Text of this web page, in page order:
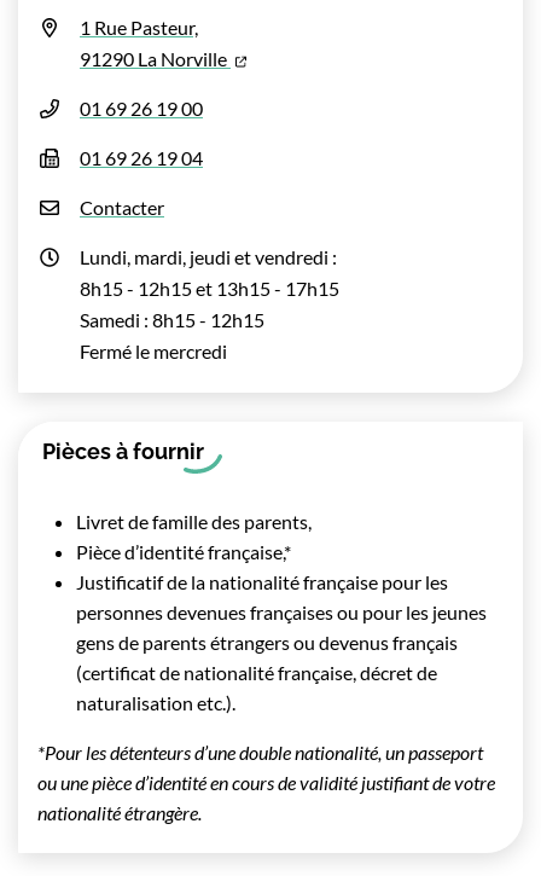
1 Rue Pasteur,
91290 La Norville
(ouverture dans un nouvel onglet)
01 69 26 19 00
01 69 26 19 04
Contacter
Lundi, mardi, jeudi et vendredi :
8h15 - 12h15 et 13h15 - 17h15
Samedi : 8h15 - 12h15
Fermé le mercredi
Pièces à fournir
Livret de famille des parents,
Pièce d’identité française,*
Justificatif de la nationalité française pour les
personnes devenues françaises ou pour les jeunes
gens de parents étrangers ou devenus français
(certificat de nationalité française, décret de
naturalisation etc.).
*Pour les détenteurs d’une double nationalité, un passeport
ou une pièce d’identité en cours de validité justifiant de votre
nationalité étrangère.